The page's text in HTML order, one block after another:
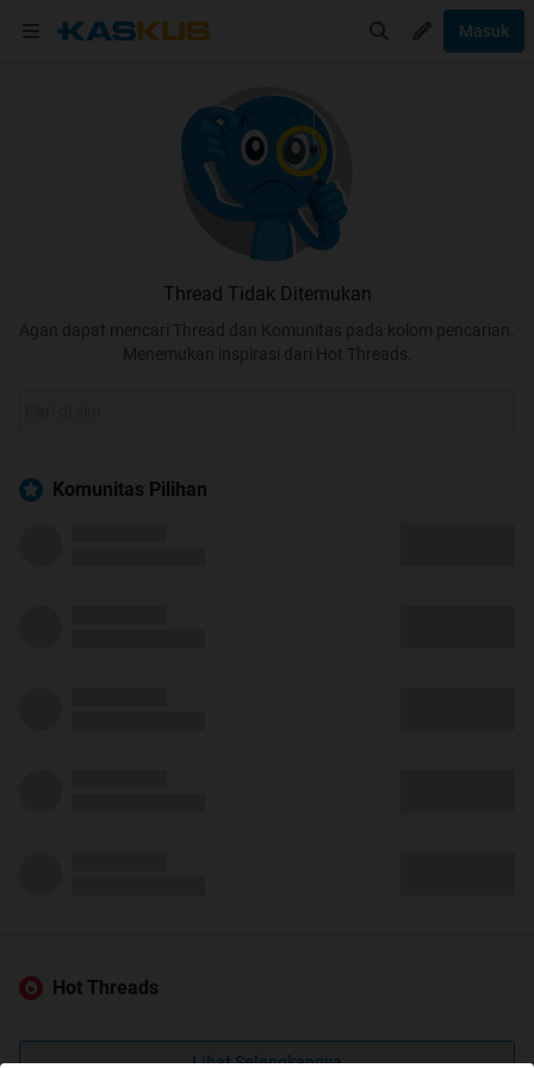
Masuk
Thread Tidak Ditemukan
Agan dapat mencari Thread dan Komunitas pada kolom pencarian.
Menemukan inspirasi dari Hot Threads.
Komunitas Pilihan
Hot Threads
Lihat Selengkapnya